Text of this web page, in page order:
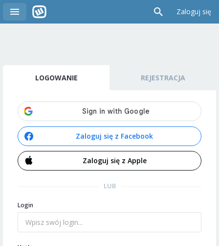
Zaloguj się
LOGOWANIE REJESTRACJA
Zaloguj się z Facebook
Zaloguj się z Apple
LUB
Login